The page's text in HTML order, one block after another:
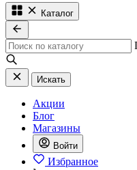
Каталог
Искать
Акции
Блог
Магазины
Войти
Избранное